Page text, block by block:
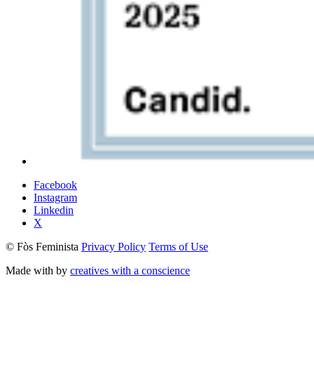
Facebook
Instagram
Linkedin
X
© Fòs Feminista Privacy Policy Terms of Use
Made with by creatives with a conscience